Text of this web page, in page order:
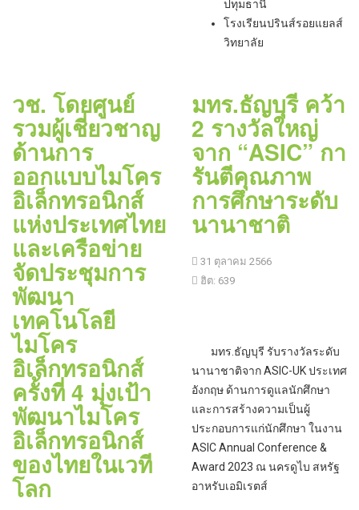
ปทุมธานี
โรงเรียนปรินส์รอยแยลส์
วิทยาลัย
วช. โดยศูนย์
รวมผู้เชี่ยวชาญ
ด้านการ
ออกแบบไมโคร
อิเล็กทรอนิกส์
แห่งประเทศไทย
และเครือข่าย
จัดประชุมการ
พัฒนา
เทคโนโลยี
ไมโคร
อิเล็กทรอนิกส์
ครั้งที่ 4 มุ่งเป้า
พัฒนาไมโคร
อิเล็กทรอนิกส์
ของไทยในเวที
โลก
มทร.ธัญบุรี คว้า
2 รางวัลใหญ่
จาก “ASIC” กา
รันตีคุณภาพ
การศึกษาระดับ
นานาชาติ
31 ตุลาคม 2566
ฮิต: 639
มทร.ธัญบุรี รับรางวัลระดับ
นานาชาติจาก ASIC-UK ประเทศ
อังกฤษ ด้านการดูแลนักศึกษา
และการสร้างความเป็นผู้
ประกอบการแก่นักศึกษา ในงาน
ASIC Annual Conference &
Award 2023 ณ นครดูไบ สหรัฐ
อาหรับเอมิเรตส์